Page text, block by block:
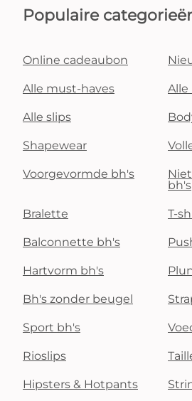
Populaire
Online cadeaubon
Alle must-haves Alle
Alle slips
Shapewear
Voorgevormde bh's
bh's
Bralette T-
Balconnette bh's
Hartvorm bh's
Bh's zonder beugel
Sport bh's
Rioslips
Hipsters & Hotpants